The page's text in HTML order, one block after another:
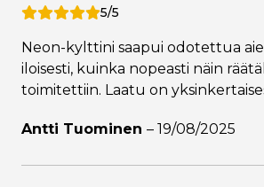
5/5
Neon-kylttini saapui odotettua
iloisesti, kuinka nopeasti näin
toimitettiin. Laatu on
Antti Tuominen – 19/08/2025